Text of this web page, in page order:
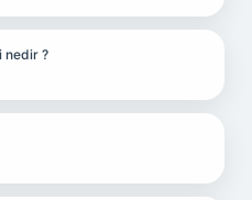
nedir ?